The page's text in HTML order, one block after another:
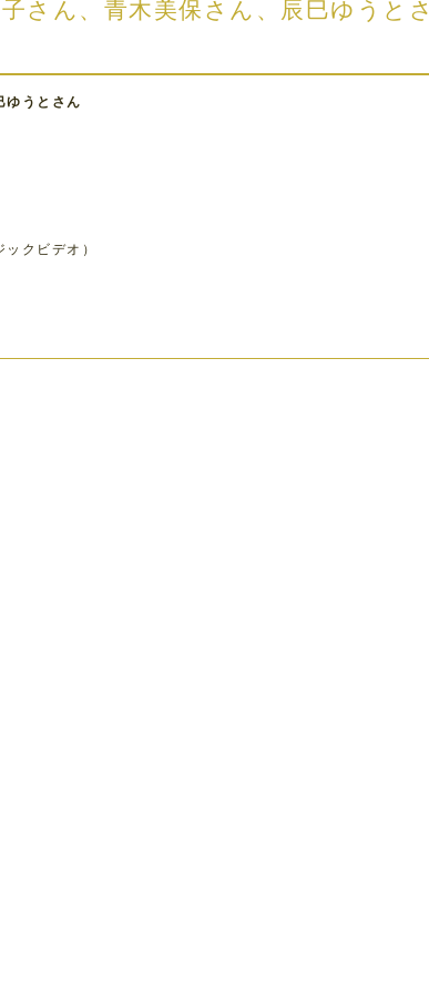
さん、青木美保さん、辰巳ゆうとさ
ゆうとさん
クビデオ）